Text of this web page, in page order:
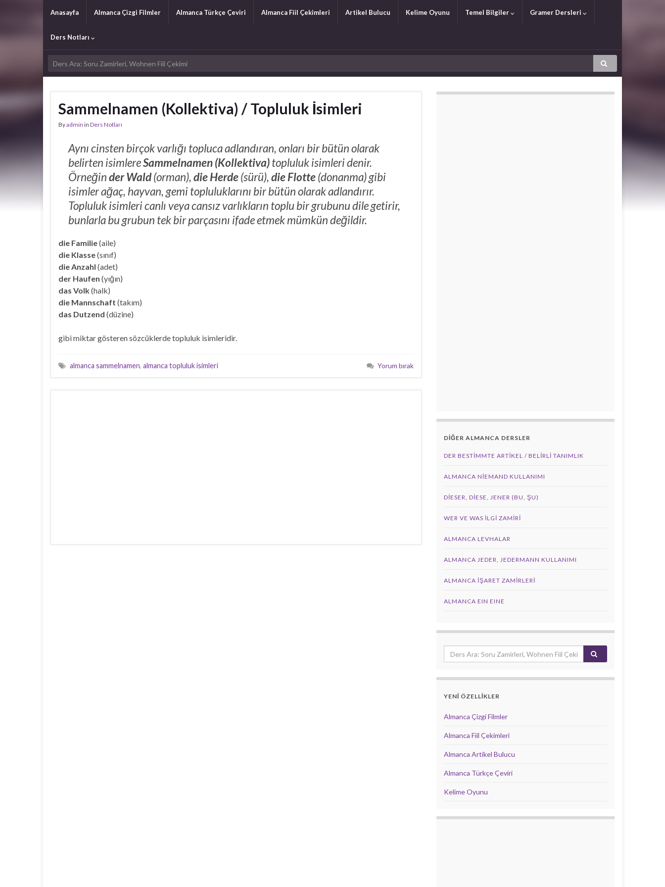
Anasayfa Almanca Çizgi Filmler Almanca Türkçe Çeviri Almanca Fiil Çekimleri Artikel Bulucu Kelime Oyunu Temel Bilgiler Gramer Dersleri
Ders Notları
Sammelnamen (Kollektiva) / Topluluk İsimleri
Byadmin in Ders Notları
Aynı cinsten birçok varlığı topluca adlandıran, onları bir bütün olarak
belirten isimlereSammelnamen (Kollektiva)topluluk isimleri denir.
Örneğinder Wald(orman),die Herde(sürü),die Flotte(donanma) gibi
isimler ağaç, hayvan, gemi topluluklarını bir bütün olarak adlandırır.
Topluluk isimleri canlı veya cansız varlıkların toplu bir grubunu dile getirir,
bunlarla bu grubun tek bir parçasını ifade etmek mümkün değildir.
die Familie(aile)
die Klasse(sınıf)
die Anzahl (adet)
der Haufen (yığın)
das Volk(halk)
die Mannschaft (takım)
das Dutzend (düzine)
gibi miktar gösteren sözcüklerde topluluk isimleridir.
almanca sammelnamen, almanca topluluk isimleri Yorum bırak
DİĞER ALMANCA DERSLER
DER BESTIMMTE ARTIKEL / BELIRLI TANIMLIK
ALMANCA NIEMAND KULLANIMI
DIESER, DIESE, JENER (BU, ŞU)
WER VE WAS ILGI ZAMIRI
ALMANCA LEVHALAR
ALMANCA JEDER, JEDERMANN KULLANIMI
ALMANCA İŞARET ZAMIRLERI
ALMANCA EIN EINE
YENİ ÖZELLİKLER
Almanca Çizgi Filmler
Almanca Fiil Çekimleri
Almanca Artikel Bulucu
Almanca Türkçe Çeviri
Kelime Oyunu